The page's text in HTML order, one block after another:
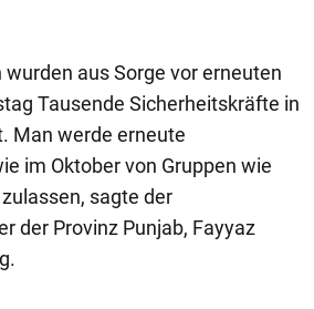
aus Sorge vor erneuten
Tausende Sicherheitskräfte in
Man werde erneute
im Oktober von Gruppen wie
sagte der
der Provinz Punjab, Fayyaz